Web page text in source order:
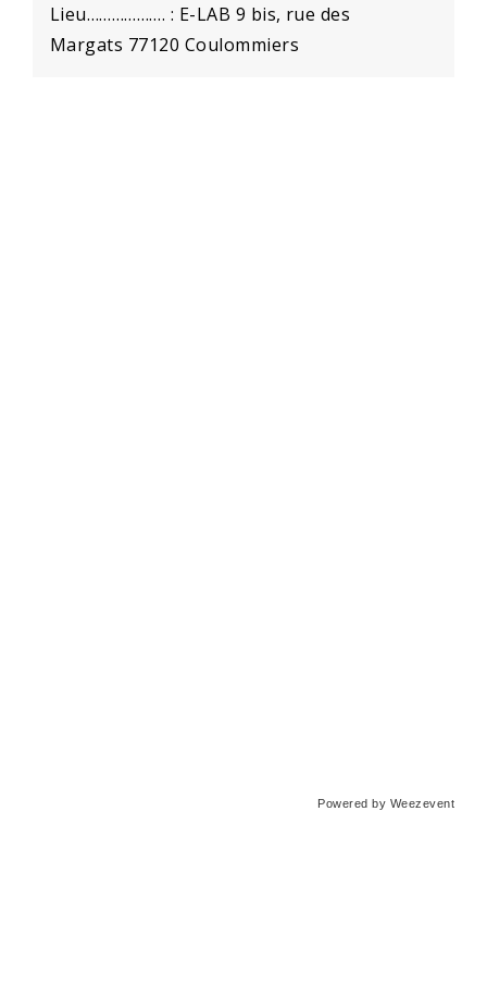
Lieu………………. : E-LAB 9 bis, rue des
Margats 77120 Coulommiers
Powered by Weezevent